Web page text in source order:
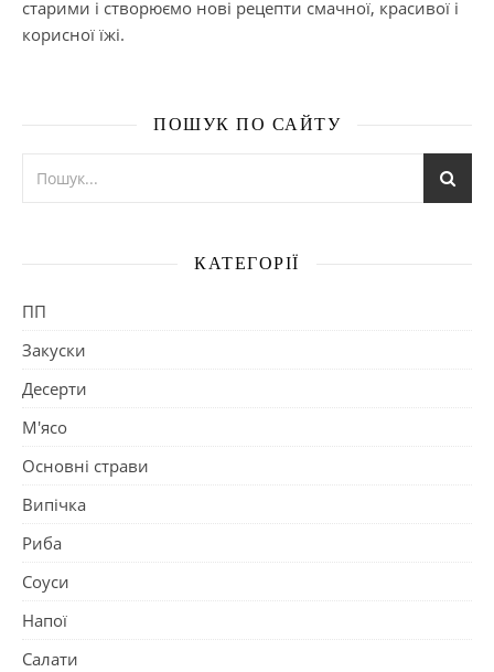
старими і створюємо нові рецепти смачної, красивої і
корисної їжі.
ПОШУК ПО САЙТУ
КАТЕГОРІЇ
ПП
Закуски
Десерти
М'ясо
Основні страви
Випічка
Риба
Соуси
Напої
Салати